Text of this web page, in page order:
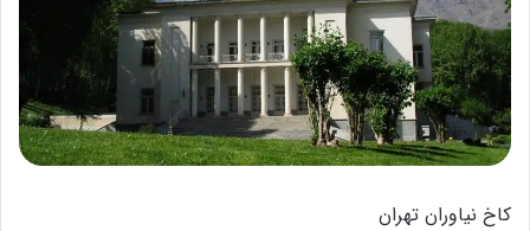
کاخ نیاوران تهران